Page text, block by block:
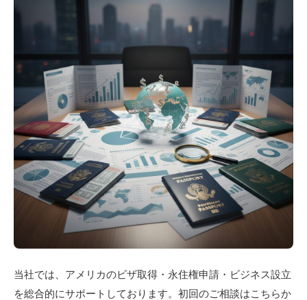
当社では、アメリカのビザ取得・永住権申請・ビジネス設立
を総合的にサポートしております。初回のご相談はこちらか